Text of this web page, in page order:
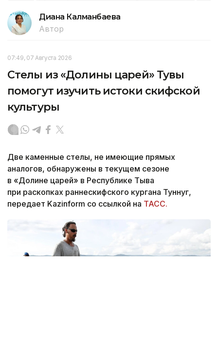
Диана Калманбаева
Автор
07:49, 07 Августа 2026
Стелы из «Долины царей» Тувы
помогут изучить истоки скифской
культуры
Две каменные стелы, не имеющие прямых
аналогов, обнаружены в текущем сезоне
в «Долине царей» в Республике Тыва
при раскопках раннескифского кургана Туннуг,
передает Kazinform со ссылкой на ТАСС.